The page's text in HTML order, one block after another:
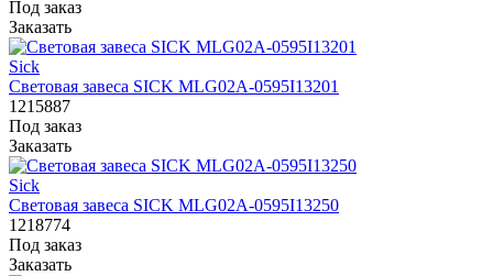
Под заказ
Заказать
Sick
Световая завеса SICK MLG02A-0595I13201
1215887
Под заказ
Заказать
Sick
Световая завеса SICK MLG02A-0595I13250
1218774
Под заказ
Заказать